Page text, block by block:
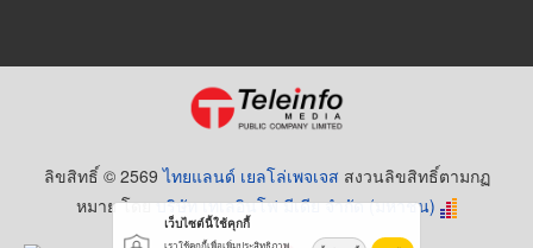
ลิขสิทธิ์ © 2569ไทยแลนด์ เยลโล่เพจเจส สงวนลิขสิทธิ์ตามกฏ
หมาย โดยบริษัท เทเลอินโฟ มีเดีย จำกัด (มหาชน)
เว็บไซต์นี้ใช้คุกกี้
เราใช้คุกกี้เพื่อเพิ่มประสิทธิภาพ